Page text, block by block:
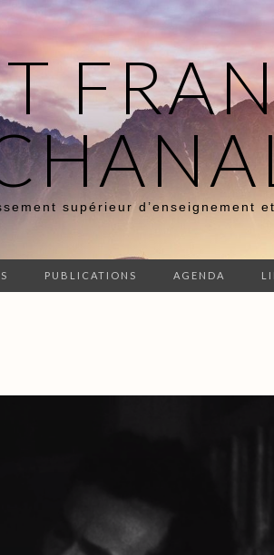
supérieur d’enseignement
PUBLICATIONS AGENDA